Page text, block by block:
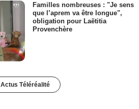
Familles nombreuses : "Je sens
que l’aprem va être longue",
obligation pour Laëtitia
Provenchère
Actus Téléréalité